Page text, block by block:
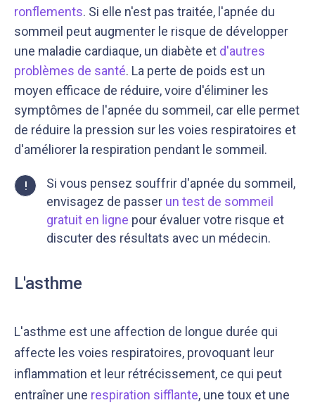
ronflements. Si elle n'est pas traitée, l'apnée du
sommeil peut augmenter le risque de développer
une maladie cardiaque, un diabète et d'autres
problèmes de santé. La perte de poids est un
moyen efficace de réduire, voire d'éliminer les
symptômes de l'apnée du sommeil, car elle permet
de réduire la pression sur les voies respiratoires et
d'améliorer la respiration pendant le sommeil.
!
Si vous pensez souffrir d'apnée du sommeil,
envisagez de passer un test de sommeil
gratuit en ligne pour évaluer votre risque et
discuter des résultats avec un médecin.
L'asthme
L'asthme est une affection de longue durée qui
affecte les voies respiratoires, provoquant leur
inflammation et leur rétrécissement, ce qui peut
entraîner une respiration sifflante, une toux et une